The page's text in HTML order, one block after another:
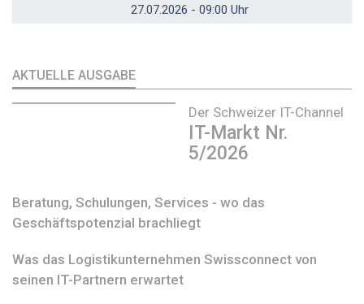
27.07.2026 - 09:00 Uhr
AKTUELLE AUSGABE
Der Schweizer IT-Channel
IT-Markt Nr.
5/2026
Beratung, Schulungen, Services - wo das
Geschäftspotenzial brachliegt
Was das Logistikunternehmen Swissconnect von
seinen IT-Partnern erwartet